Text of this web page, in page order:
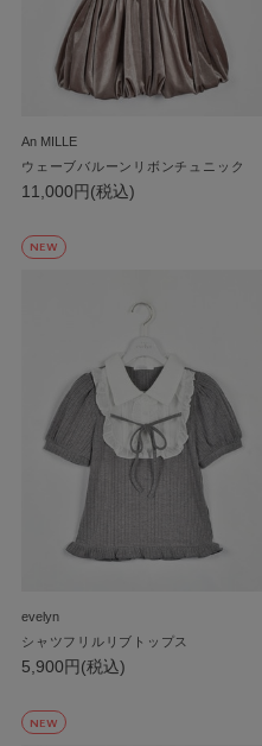
An MILLE
ウェーブバルーンリボンチュニック
11,000円(税込)
NEW
evelyn
シャツフリルリブトップス
5,900円(税込)
NEW